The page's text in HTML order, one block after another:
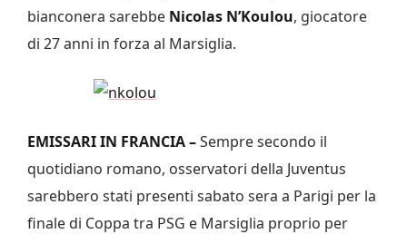
bianconera sarebbe Nicolas N’Koulou, giocatore
di 27 anni in forza al Marsiglia.
EMISSARI IN FRANCIA –Sempre secondo il
quotidiano romano, osservatori della Juventus
sarebbero stati presenti sabato sera a Parigi per la
finale di Coppa tra PSG e Marsiglia proprio per